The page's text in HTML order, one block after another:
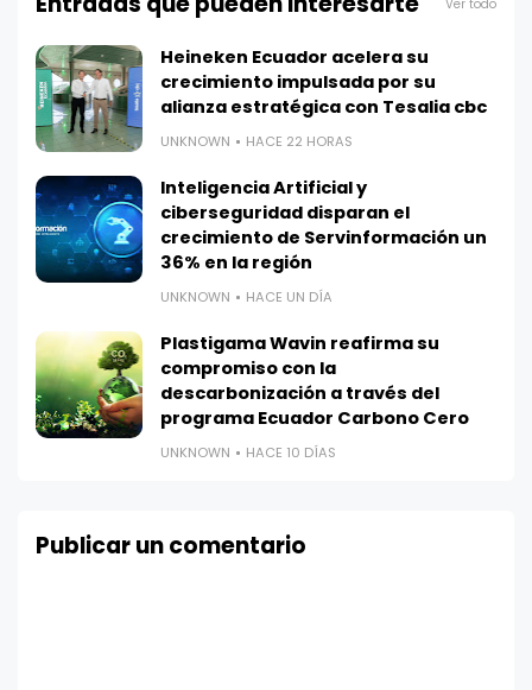
Ver todo
Heineken Ecuador acelera su
crecimiento impulsada por su
alianza estratégica con Tesalia cbc
UNKNOWN HACE 22 HORAS
Inteligencia Artificial y
ciberseguridad disparan el
crecimiento de Servinformación un
36% en la región
UNKNOWN HACE UN DÍA
Plastigama Wavin reafirma su
compromiso con la
descarbonización a través del
programa Ecuador Carbono Cero
UNKNOWN HACE 10 DÍAS
Publicar un comentario